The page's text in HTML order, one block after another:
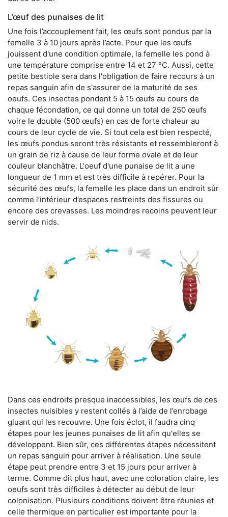
L’œuf des punaises de lit
Une fois l’accouplement fait, les œufs sont pondus par la
femelle 3 à 10 jours après l’acte. Pour que les œufs
jouissent d'une condition optimale, la femelle les pond à
une température comprise entre 14 et 27 °C. Aussi, cette
petite bestiole sera dans l'obligation de faire recours à un
repas sanguin afin de s'assurer de la maturité de ses
oeufs. Ces insectes pondent 5 à 15 œufs au cours de
chaque fécondation, ce qui donne un total de 250 œufs
voire le double (500 œufs) en cas de forte chaleur au
cours de leur cycle de vie. Si tout cela est bien respecté,
les œufs pondus seront très résistants et ressembleront à
un grain de riz à cause de leur forme ovale et de leur
couleur blanchâtre. L'oeuf d'une punaise de lit a une
longueur de 1 mm et est très difficile à repérer. Pour la
sécurité des œufs, la femelle les place dans un endroit sûr
comme l’intérieur d’espaces restreints des fissures ou
encore des crevasses. Les moindres recoins peuvent leur
servir de nids.
Dans ces endroits presque inaccessibles, les œufs de ces
insectes nuisibles y restent collés à l’aide de l’enrobage
gluant qui les recouvre. Une fois éclot, il faudra cinq
étapes pour les jeunes punaises de lit afin qu'elles se
développent. Bien sûr, ces différentes étapes nécessitent
un repas sanguin pour arriver à réalisation. Une seule
étape peut prendre entre 3 et 15 jours pour arriver à
terme. Comme dit plus haut, avec une coloration claire, les
oeufs sont très difficiles à détecter au début de leur
colonisation. Plusieurs conditions doivent être réunies et
celle thermique en particulier est importante pour la